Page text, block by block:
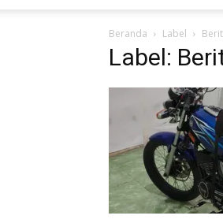
Beranda Label
Label: